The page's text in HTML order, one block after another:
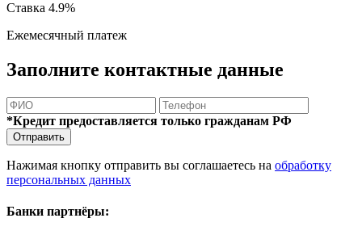
Ставка 4.9%
Ежемесячный платеж
Заполните контактные данные
*Кредит предоставляется только гражданам РФ
Отправить
Нажимая кнопку отправить вы соглашаетесь на обработку
персональных данных
Банки партнёры: